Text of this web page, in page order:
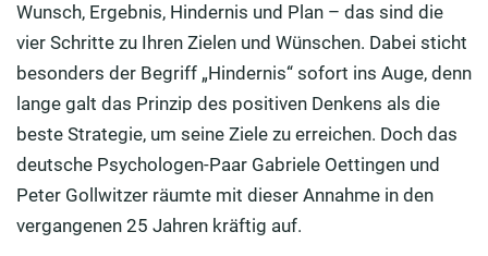
Wunsch, Ergebnis, Hindernis und Plan – das sind die
vier Schritte zu Ihren Zielen und Wünschen. Dabei sticht
besonders der Begriff „Hindernis“ sofort ins Auge, denn
lange galt das Prinzip des positiven Denkens als die
beste Strategie, um seine Ziele zu erreichen. Doch das
deutsche Psychologen-Paar Gabriele Oettingen und
Peter Gollwitzer räumte mit dieser Annahme in den
vergangenen 25 Jahren kräftig auf.